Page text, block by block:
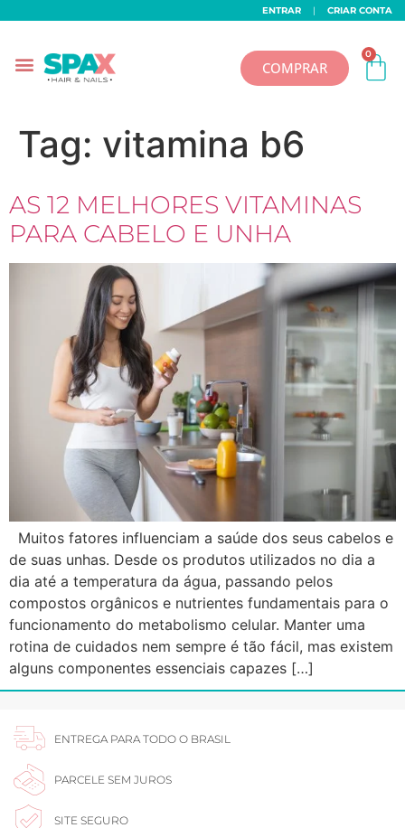
ENTRAR | CRIAR CONTA
COMPRAR
0
Tag: vitamina b6
AS 12 MELHORES VITAMINAS
PARA CABELO E UNHA
Muitos fatores influenciam a saúde dos seus cabelos e
de suas unhas. Desde os produtos utilizados no dia a
dia até a temperatura da água, passando pelos
compostos orgânicos e nutrientes fundamentais para o
funcionamento do metabolismo celular. Manter uma
rotina de cuidados nem sempre é tão fácil, mas existem
alguns componentes essenciais capazes […]
ENTREGA PARA TODO O BRASIL
PARCELE SEM JUROS
SITE SEGURO